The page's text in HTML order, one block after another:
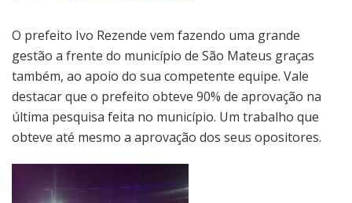
O prefeito Ivo Rezende vem fazendo uma grande
gestão a frente do município de São Mateus graças
também, ao apoio do sua competente equipe. Vale
destacar que o prefeito obteve 90% de aprovação na
última pesquisa feita no município. Um trabalho que
obteve até mesmo a aprovação dos seus opositores.